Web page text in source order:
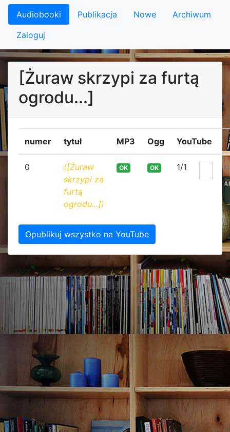
Audiobooki Publikacja Nowe
Archiwum
Zaloguj
[Żuraw skrzypi za furtą
ogrodu...]
numer tytuł MP3 Ogg YouTube
0
([Żuraw
skrzypi za
furtą
ogrodu...])
OK OK 1/1
Opublikuj wszystko na YouTube